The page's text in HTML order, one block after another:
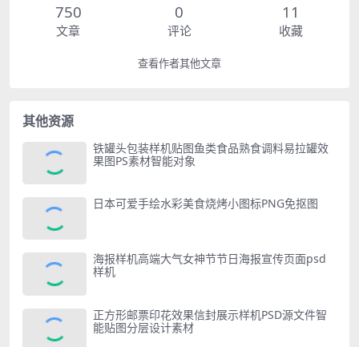
750
文章
0
评论
11
收藏
查看作者其他文章
其他资源
铁罐头包装样机贴图鱼类食品熟食调料易拉罐效
果图PS素材智能对象
日本可爱手绘水彩美食烧烤小图标PNG免抠图
海报样机高端大气女神节节日海报宣传页面psd
样机
正方形邮票印花效果信封展示样机PSD源文件智
能贴图分层设计素材